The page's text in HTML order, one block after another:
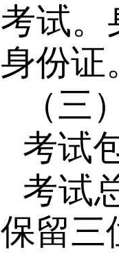
考试。
身份证
（三
考试
考试
保留三